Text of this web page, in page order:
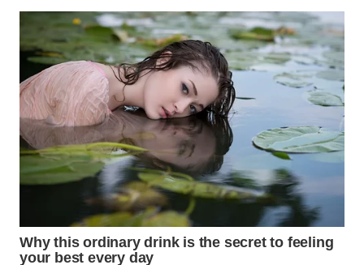
WN
NATUNA
WN
BINTAN
MANDALIKA
WN